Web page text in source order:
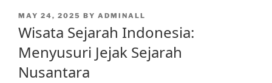
POSTED
MAY 24, 2025 BY ADMINALL
Wisata Sejarah Indonesia:
Menyusuri Jejak Sejarah
Nusantara